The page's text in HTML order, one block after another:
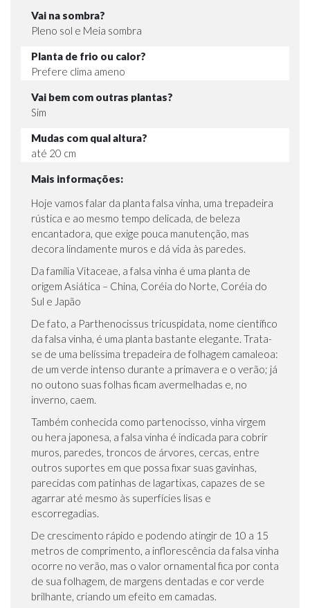
Vai na sombra?
Pleno sol e Meia sombra
Planta de frio ou calor?
Prefere clima ameno
Vai bem com outras plantas?
Sim
Mudas com qual altura?
até 20 cm
Mais informações:
Hoje vamos falar da planta falsa vinha, uma trepadeira
rústica e ao mesmo tempo delicada, de beleza
encantadora, que exige pouca manutenção, mas
decora lindamente muros e dá vida às paredes.
Da família Vitaceae, a falsa vinha é uma planta de
origem Asiática – China, Coréia do Norte, Coréia do
Sul e Japão
De fato, a Parthenocissus tricuspidata, nome científico
da falsa vinha, é uma planta bastante elegante. Trata-
se de uma belíssima trepadeira de folhagem camaleoa:
de um verde intenso durante a primavera e o verão; já
no outono suas folhas ficam avermelhadas e, no
inverno, caem.
Também conhecida como partenocisso, vinha virgem
ou hera japonesa, a falsa vinha é indicada para cobrir
muros, paredes, troncos de árvores, cercas, entre
outros suportes em que possa fixar suas gavinhas,
parecidas com patinhas de lagartixas, capazes de se
agarrar até mesmo às superfícies lisas e
escorregadias.
De crescimento rápido e podendo atingir de 10 a 15
metros de comprimento, a inflorescência da falsa vinha
ocorre no verão, mas o valor ornamental fica por conta
de sua folhagem, de margens dentadas e cor verde
brilhante, criando um efeito em camadas.